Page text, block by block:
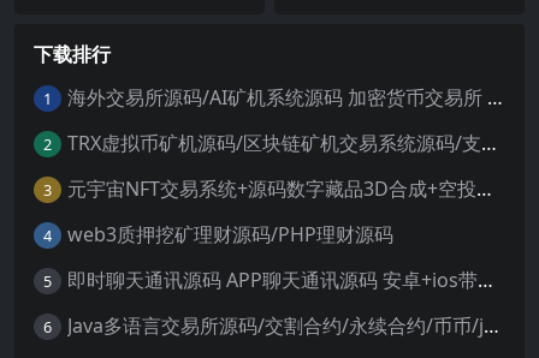
管理自己的文章。拥有丰富的后台
管理功能，一键操作。安装环境Ngi
nx ≥1.22PHP...
下载排行
1 海外交易所源码/AI矿机系统源码 加密货币交易所 智能交易所源码
2 TRX虚拟币矿机源码/区块链矿机交易系统源码/支持 4国语言+usdt充值+搭建视频教程
3 元宇宙NFT交易系统+源码数字藏品3D合成+空投盲盒玩法抽集卡
4 web3质押挖矿理财源码/PHP理财源码
5 即时聊天通讯源码 APP聊天通讯源码 安卓+ios带后端源码控制
6 Java多语言交易所源码/交割合约/永续合约/币币/java服务端